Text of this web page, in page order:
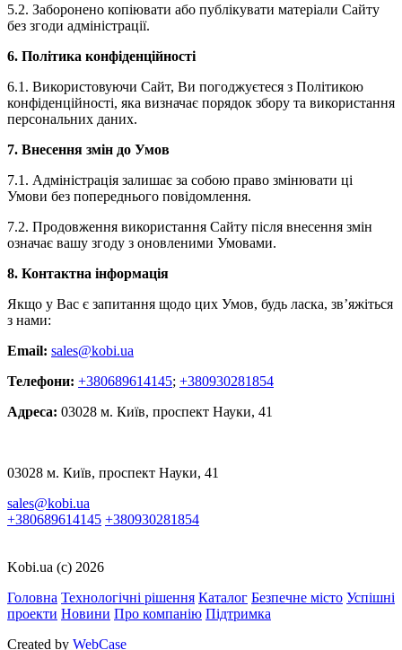
5.2. Заборонено копіювати або публікувати матеріали Сайту
без згоди адміністрації.
6. Політика конфіденційності
6.1. Використовуючи Сайт, Ви погоджуєтеся з Політикою
конфіденційності, яка визначає порядок збору та використання
персональних даних.
7. Внесення змін до Умов
7.1. Адміністрація залишає за собою право змінювати ці
Умови без попереднього повідомлення.
7.2. Продовження використання Сайту після внесення змін
означає вашу згоду з оновленими Умовами.
8. Контактна інформація
Якщо у Вас є запитання щодо цих Умов, будь ласка, зв’яжіться
з нами:
Email: sales@kobi.ua
Телефони: +380689614145; +380930281854
Адреса: 03028 м. Київ, проспект Науки, 41
03028 м. Київ, проспект Науки, 41
sales@kobi.ua
+380689614145 +380930281854
Kobi.ua (c) 2026
Головна Технологічні рішення Каталог Безпечне місто Успішні
проекти Новини Про компанію Підтримка
Created by WebCase